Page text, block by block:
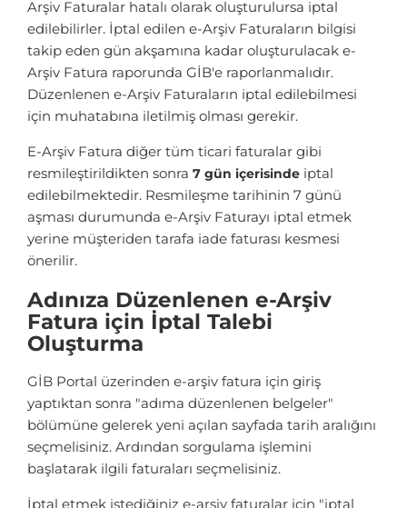
Arşiv Faturalar hatalı olarak oluşturulursa iptal
edilebilirler. İptal edilen e-Arşiv Faturaların bilgisi
takip eden gün akşamına kadar oluşturulacak e-
Arşiv Fatura raporunda GİB'e raporlanmalıdır.
Düzenlenen e-Arşiv Faturaların iptal edilebilmesi
için muhatabına iletilmiş olması gerekir.
E-Arşiv Fatura diğer tüm ticari faturalar gibi
resmileştirildikten sonra 7 gün içerisinde iptal
edilebilmektedir. Resmileşme tarihinin 7 günü
aşması durumunda e-Arşiv Faturayı iptal etmek
yerine müşteriden tarafa iade faturası kesmesi
önerilir.
Adınıza Düzenlenen e-Arşiv
Fatura için İptal Talebi
Oluşturma
GİB Portal üzerinden e-arşiv fatura için giriş
yaptıktan sonra "adıma düzenlenen belgeler"
bölümüne gelerek yeni açılan sayfada tarih aralığını
seçmelisiniz. Ardından sorgulama işlemini
başlatarak ilgili faturaları seçmelisiniz.
İptal etmek istediğiniz e-arşiv faturalar için "iptal